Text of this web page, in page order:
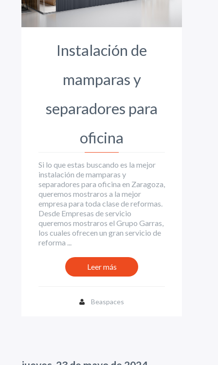
Instalación de
mamparas y
separadores para
oficina
Si lo que estas buscando es la mejor
instalación de mamparas y
separadores para oficina en Zaragoza,
queremos mostraros a la mejor
empresa para toda clase de reformas.
Desde Empresas de servicio
queremos mostraros el Grupo Garras,
los cuales ofrecen un gran servicio de
reforma ...
Leer más
Beaspaces